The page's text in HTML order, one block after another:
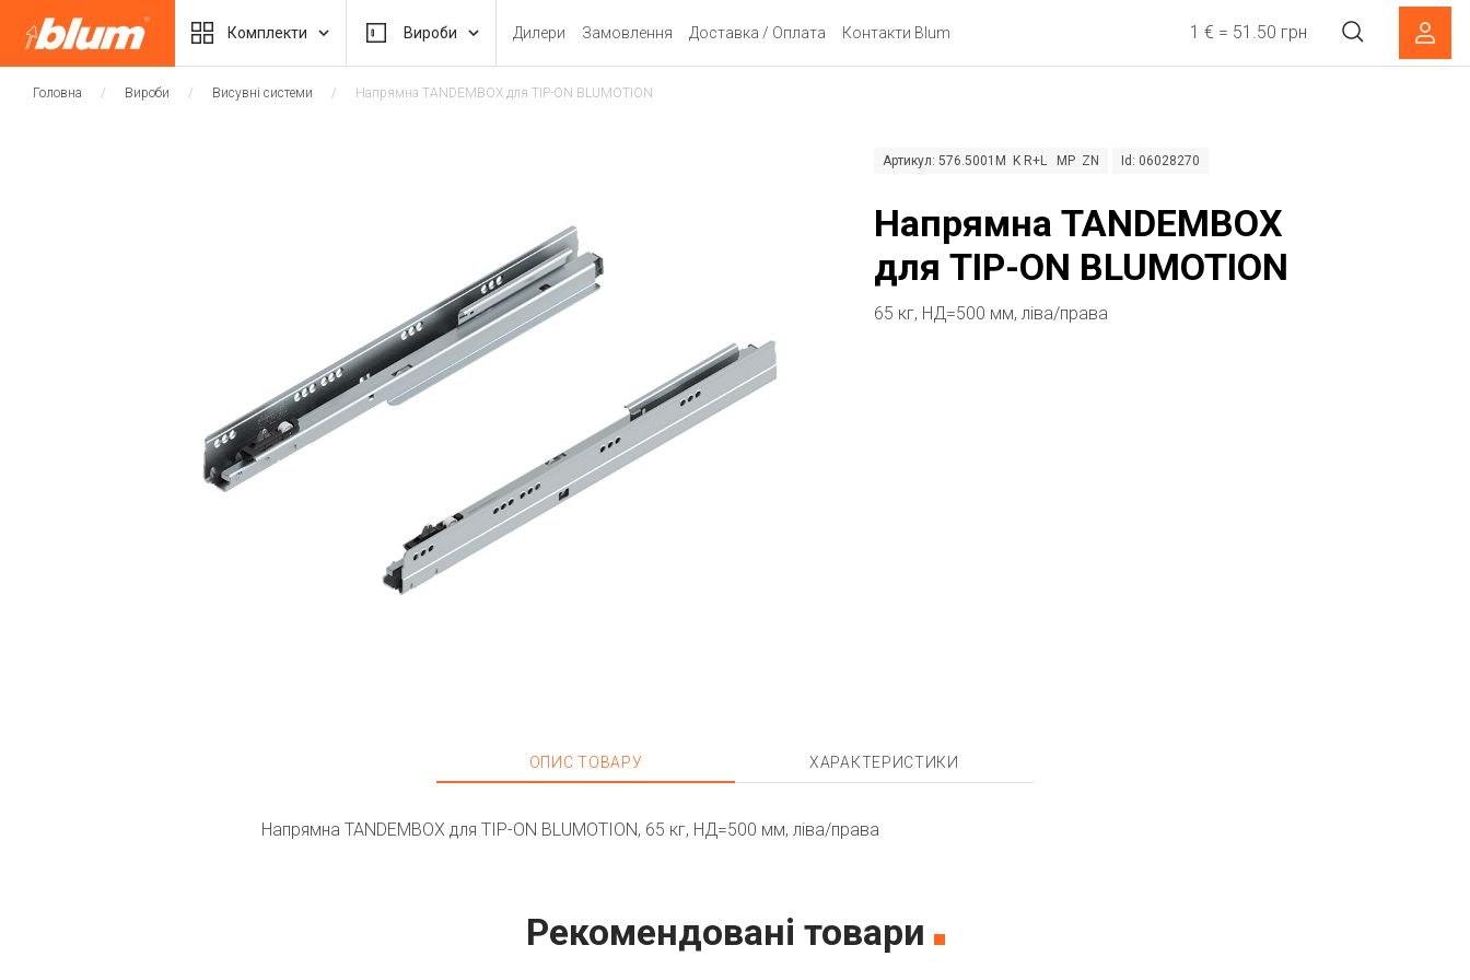
Комплекти Вироби Дилери Замовлення Доставка / Оплата Контакти Blum 1 € = 51.50 грн
Головна Вироби Висувні системи Напрямна TANDEMBOX для TIP-ON BLUMOTION
Артикул: 576.5001M K R+L MP ZN Id: 06028270
Напрямна TANDEMBOX
для TIP-ON BLUMOTION
65 кг, НД=500 мм, ліва/права
ОПИС ТОВАРУ ХАРАКТЕРИСТИКИ
Напрямна TANDEMBOX для TIP-ON BLUMOTION, 65 кг, НД=500 мм, ліва/права
Рекомендовані товари